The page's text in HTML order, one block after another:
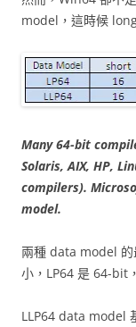
model，這時候
Many 64-bit
Solaris, AIX, HP,
compilers).
model.
兩種 data model 的
小，LP64 是 64-bit
LLP64 data model